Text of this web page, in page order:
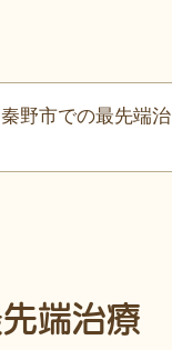
野市での最先端治
端治療